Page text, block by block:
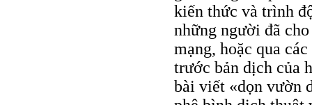
kiến thức và trình
những người đã
mạng, hoặc qua
trước bản dịch của
bài viết «dọn vườn